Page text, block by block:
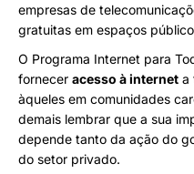
empresas de
gratuitas em espaços
O Programa Internet para
fornecer acesso à internet a
àqueles em comunidades
demais lembrar que a sua
depende tanto da ação do
do setor privado.